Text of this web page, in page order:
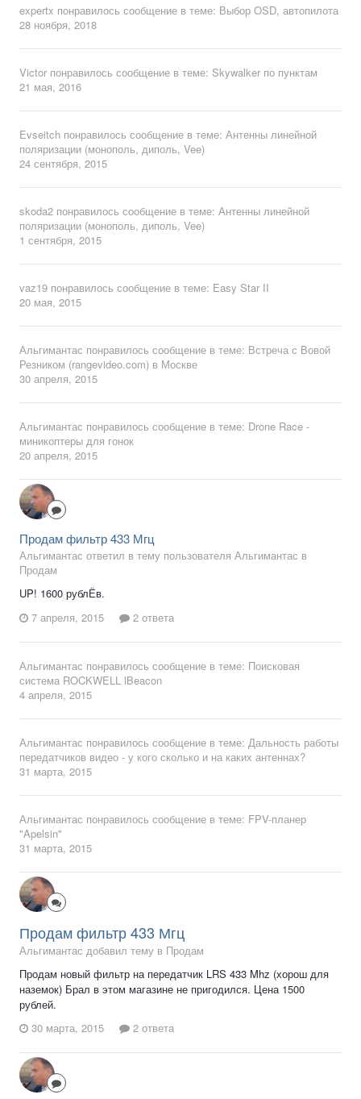
expertx понравилось сообщение в теме: Выбор OSD, автопилота
28 ноября, 2018
Victor понравилось сообщение в теме: Skywalker по пунктам
21 мая, 2016
Evseitch понравилось сообщение в теме: Антенны линейной
поляризации (монополь, диполь, Vee)
24 сентября, 2015
skoda2 понравилось сообщение в теме: Антенны линейной
поляризации (монополь, диполь, Vee)
1 сентября, 2015
vaz19 понравилось сообщение в теме: Easy Star II
20 мая, 2015
Альгимантас понравилось сообщение в теме: Встреча с Вовой
Резником (rangevideo.com) в Москве
30 апреля, 2015
Альгимантас понравилось сообщение в теме: Drone Race -
миникоптеры для гонок
20 апреля, 2015
Продам фильтр 433 Мгц
Альгимантас ответил в тему пользователя Альгимантас в
Продам
UP! 1600 рублЁв.
7 апреля, 2015
2 ответа
Альгимантас понравилось сообщение в теме: Поисковая
система ROCKWELL lBeacon
4 апреля, 2015
Альгимантас понравилось сообщение в теме: Дальность работы
передатчиков видео - у кого сколько и на каких антеннах?
31 марта, 2015
Альгимантас понравилось сообщение в теме: FPV-планер
"Apelsin"
31 марта, 2015
Продам фильтр 433 Мгц
Альгимантас добавил тему в Продам
Продам новый фильтр на передатчик LRS 433 Mhz (хорош для
наземок) Брал в этом магазине не пригодился. Цена 1500
рублей.
30 марта, 2015
2 ответа